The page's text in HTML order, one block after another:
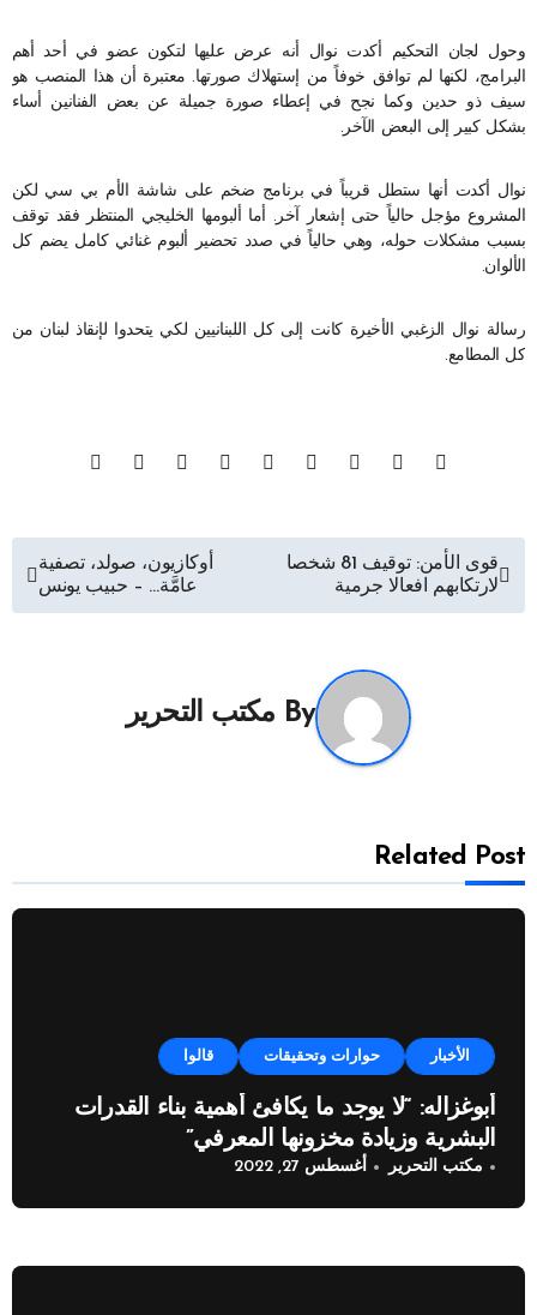
وحول لجان التحكيم أكدت نوال أنه عرض عليها لتكون عضو في أحد أهم
البرامج، لكنها لم توافق خوفاً من إستهلاك صورتها. معتبرة أن هذا المنصب هو
سيف ذو حدين وكما نجح في إعطاء صورة جميلة عن بعض الفنانين أساء
بشكل كبير إلى البعض الآخر.
نوال أكدت أنها ستطل قريباً في برنامج ضخم على شاشة الأم بي سي لكن
المشروع مؤجل حالياً حتى إشعار آخر. أما ألبومها الخليجي المنتظر فقد توقف
بسبب مشكلات حوله، وهي حالياً في صدد تحضير ألبوم غنائي كامل يضم كل
الألوان.
رسالة نوال الزغبي الأخيرة كانت إلى كل اللبنانيين لكي يتحدوا لإنقاذ لبنان من
كل المطامع.
تصفّح
المقالات
قوى الأمن: توقيف 81 شخصا
لارتكابهم افعالا جرمية
أوكازيون، صولد، تصفية
عامَّة… – حبيب يونس
By مكتب التحرير
Related Post
الأخبار حوارات وتحقيقات قالوا
أبوغزاله: “لا يوجد ما يكافئ أهمية بناء القدرات
البشرية وزيادة مخزونها المعرفي”
مكتب التحرير أغسطس 27, 2022